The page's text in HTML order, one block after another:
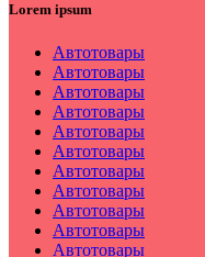
Lorem ipsum
Автотовары
Автотовары
Автотовары
Автотовары
Автотовары
Автотовары
Автотовары
Автотовары
Автотовары
Автотовары
Автотовары